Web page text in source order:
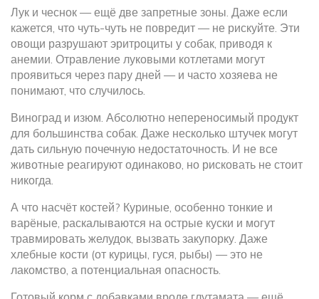
Лук и чеснок — ещё две запретные зоны. Даже если
кажется, что чуть-чуть не повредит — не рискуйте. Эти
овощи разрушают эритроциты у собак, приводя к
анемии. Отравление луковыми котлетами могут
проявиться через пару дней — и часто хозяева не
понимают, что случилось.
Виноград и изюм. Абсолютно непереносимый продукт
для большинства собак. Даже несколько штучек могут
дать сильную почечную недостаточность. И не все
животные реагируют одинаково, но рисковать не стоит
никогда.
А что насчёт костей? Куриные, особенно тонкие и
варёные, раскалываются на острые куски и могут
травмировать желудок, вызвать закупорку. Даже
хлебные кости (от курицы, гуся, рыбы) — это не
лакомство, а потенциальная опасность.